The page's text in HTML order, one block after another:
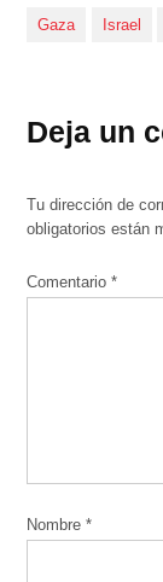
Gaza Israel
Deja un
Tu dirección de
obligatorios están
Comentario*
Nombre*